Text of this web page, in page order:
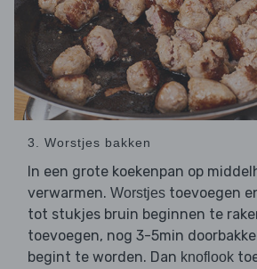
3. Worstjes bakken
In een grote koekenpan op
verwarmen. Worstjes toevoegen
tot stukjes bruin beginnen te
toevoegen, nog 3-5min
begint te worden. Dan knoflook